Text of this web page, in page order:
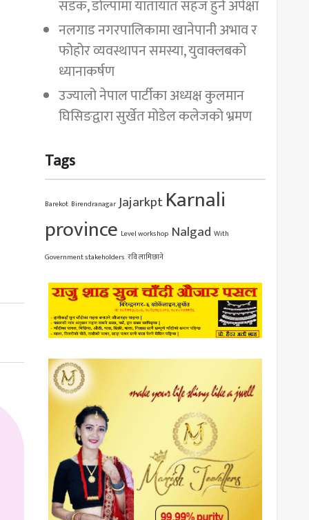
सडक, डोल्पामा यातायात सहज हुने अपेक्षा
नलगाड नगरपालिकामा खानेपानी अभाव र
फोहोर व्यवस्थापन समस्या, युवाक्लबको
ध्यानाकर्षण
उज्यालो नेपाल पार्टीका अध्यक्ष कुलमान
घिसिङद्वारा सुर्खेत मोडेल कलेजको भ्रमण
Tags
Barekot Birendranagar JajarkptKarnali
province Level workshop Nalgad With
Government stakeholders रवि लामिछाने